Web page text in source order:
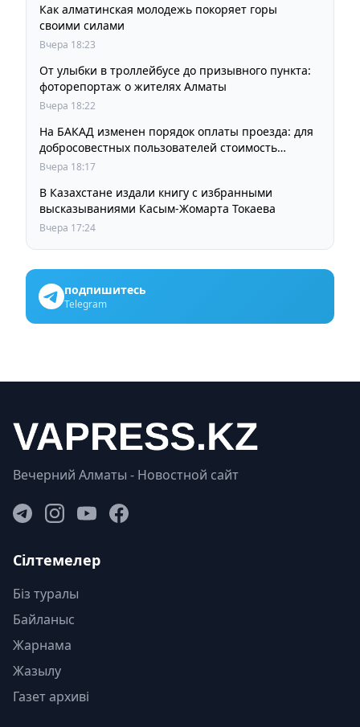
Как алматинская молодежь покоряет горы
своими силами
Вчера 18:23
От улыбки в троллейбусе до призывного пункта:
фоторепортаж о жителях Алматы
Вчера 18:22
На БАКАД изменен порядок оплаты проезда: для
добросовестных пользователей стоимость
остается прежней
Вчера 18:17
В Казахстане издали книгу с избранными
высказываниями Касым-Жомарта Токаева
Вчера 17:24
подпишитесь
Telegram
Вечерний Алматы - Новостной сайт
Сілтемелер
Біз туралы
Байланыс
Жарнама
Жазылу
Газет архиві